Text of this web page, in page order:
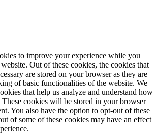
to improve your experience while you
Out of these cookies, the cookies that
are stored on your browser as they are
of basic functionalities of the website. We
that help us analyze and understand how
cookies will be stored in your browser
You also have the option to opt-out of these
of some of these cookies may have an effect